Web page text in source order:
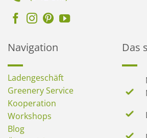
Navigation
Ladengeschäft
Greenery Service
Kooperation
Workshops
Blog
Das